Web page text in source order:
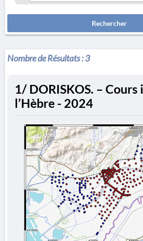
Rechercher
Nombre de Résultats :3
1/ DORISKOS. –
l’Hèbre - 2024